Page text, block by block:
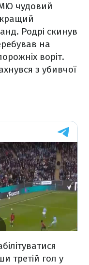
чудовий
Родрі скинув
на
воріт.
з убивчої
третій гол у